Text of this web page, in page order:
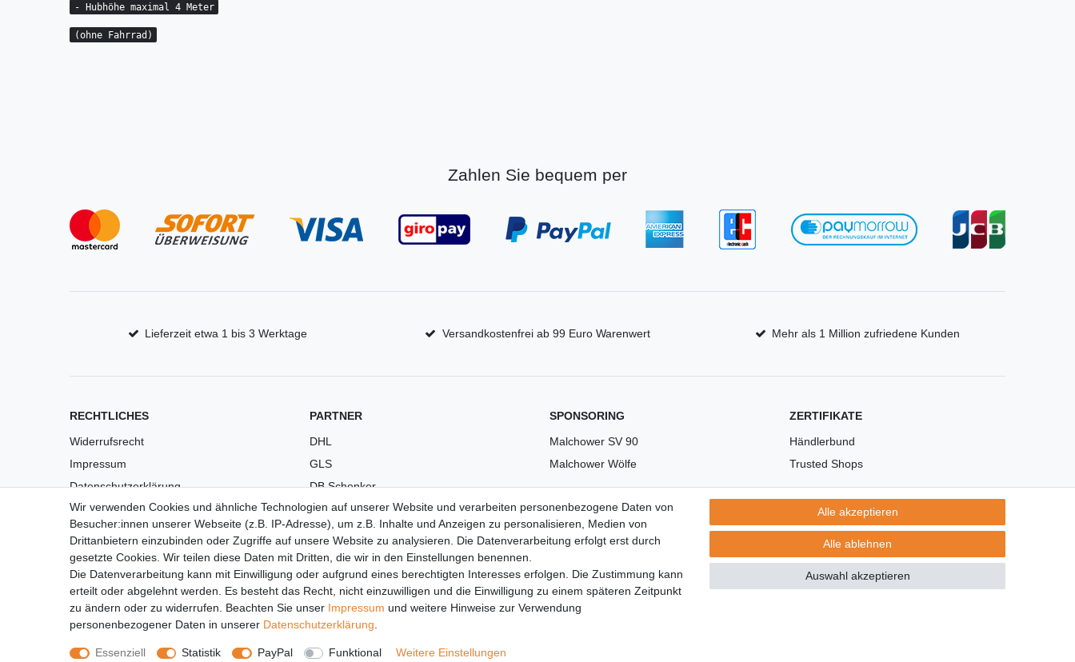
- Hubhöhe maximal 4 Meter
(ohne Fahrrad)
Zahlen Sie bequem per
Lieferzeit etwa 1 bis 3 Werktage Versandkostenfrei ab 99 Euro Warenwert Mehr als 1 Million zufriedene Kunden
RECHTLICHES
Widerrufsrecht
Impressum
Datenschutzerklärung
AGB
Versandkosten
Barrierefreiheit
Anleitungen
Vertrag widerrufen
PARTNER
DHL
GLS
DB Schenker
PaketPLUS
SPONSORING
Malchower SV 90
Malchower Wölfe
ZERTIFIKATE
Händlerbund
Trusted Shops
Wir verwenden Cookies und ähnliche Technologien auf unserer Website und verarbeiten personenbezogene Daten von
Besucher:innen unserer Webseite (z.B. IP-Adresse), um z.B. Inhalte und Anzeigen zu personalisieren, Medien von
Drittanbietern einzubinden oder Zugriffe auf unsere Website zu analysieren. Die Datenverarbeitung erfolgt erst durch
gesetzte Cookies. Wir teilen diese Daten mit Dritten, die wir in den Einstellungen benennen.
Die Datenverarbeitung kann mit Einwilligung oder aufgrund eines berechtigten Interesses erfolgen. Die Zustimmung kann
erteilt oder abgelehnt werden. Es besteht das Recht, nicht einzuwilligen und die Einwilligung zu einem späteren Zeitpunkt
zu ändern oder zu widerrufen. Beachten Sie unser Impressum und weitere Hinweise zur Verwendung
personenbezogener Daten in unserer Daten­schutz­erklärung
Essenziell Statistik PayPal Funktional Weitere Einstellungen
Alle akzeptieren
Alle ablehnen
Auswahl akzeptieren